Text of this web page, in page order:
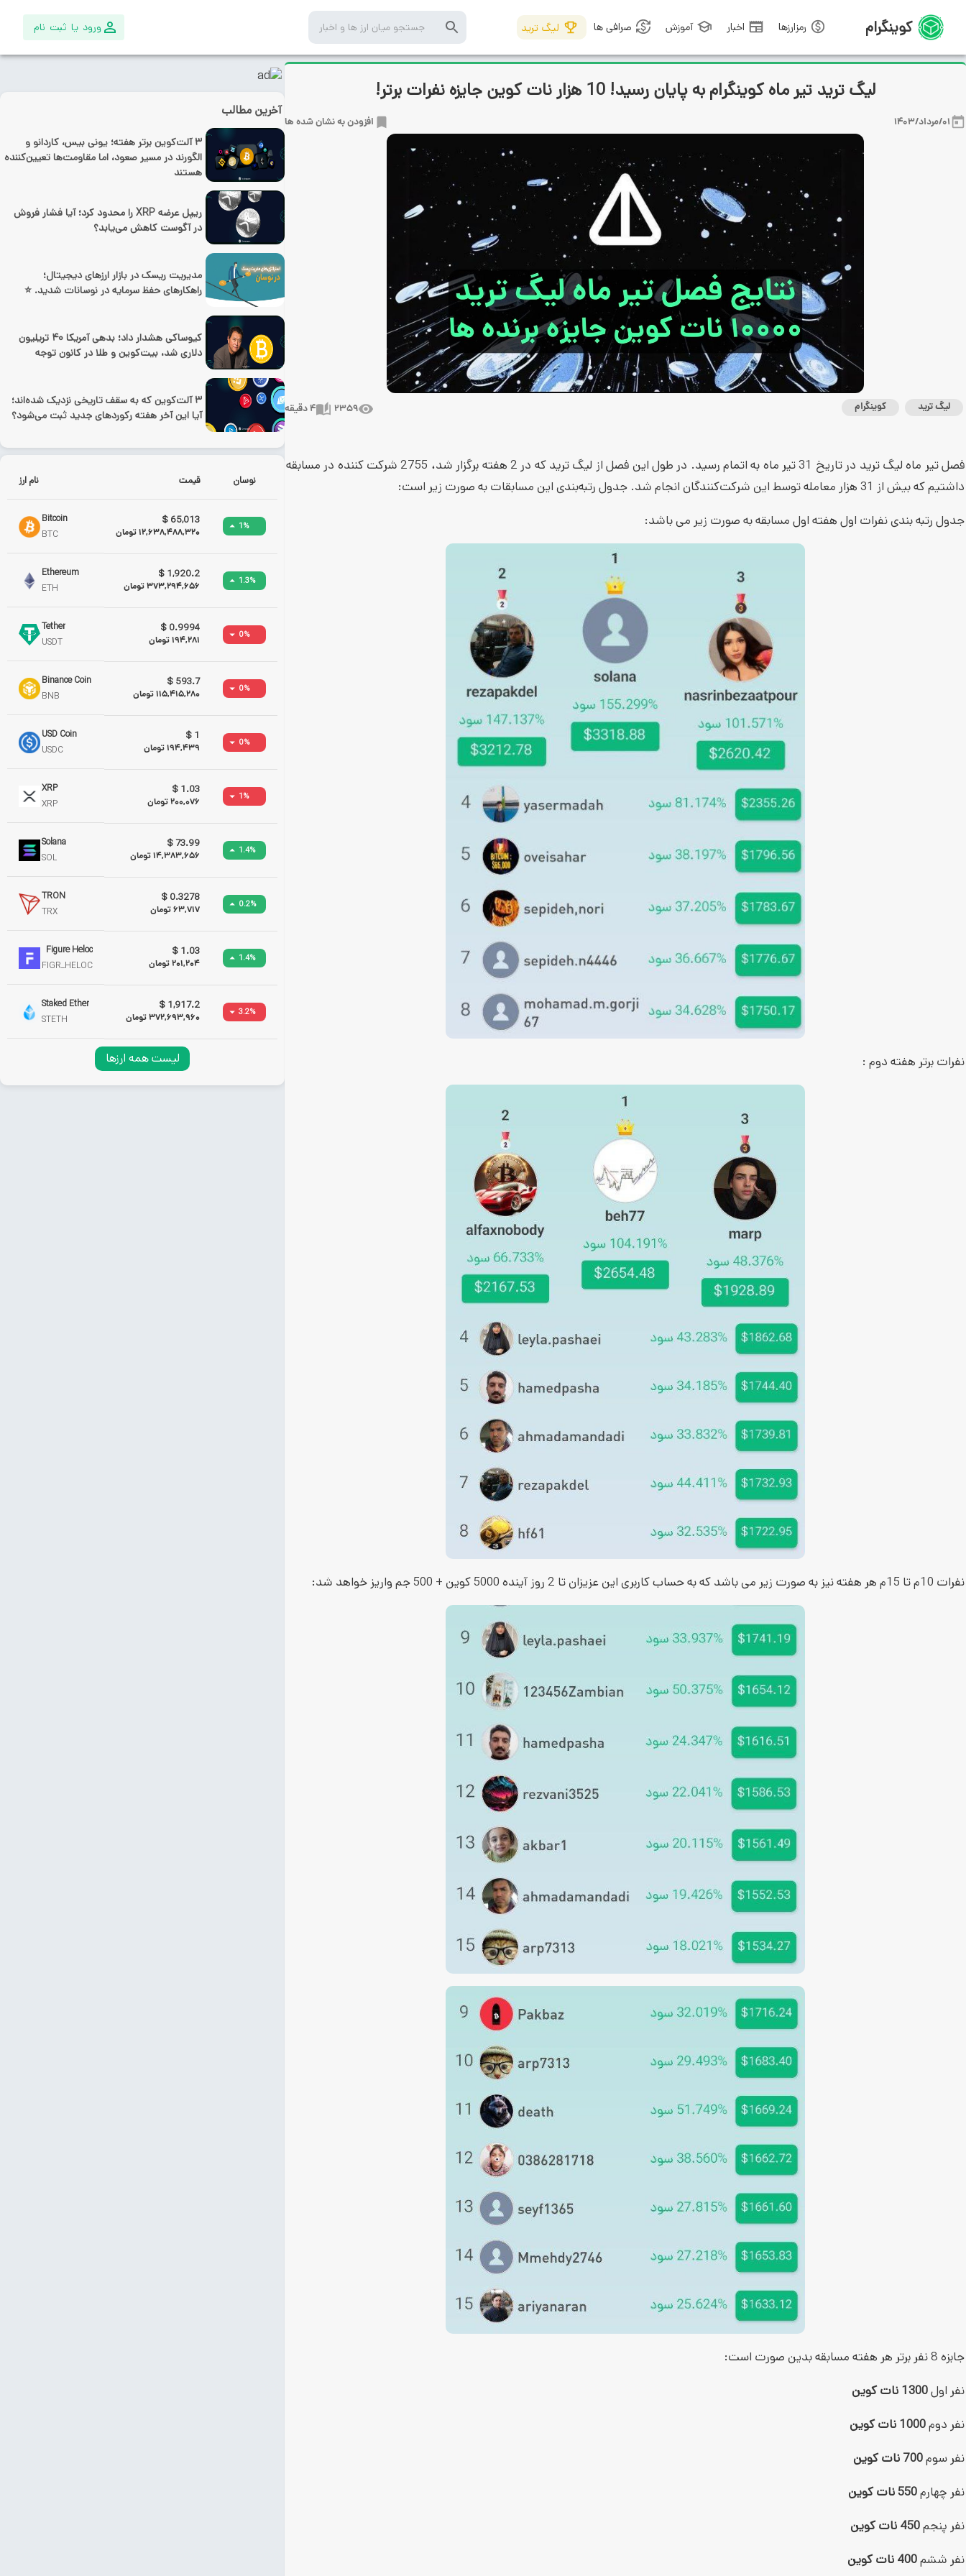
کوینگرام رمزارزها اخبار آموزش صرافی ها لیگ ترید ورود یا ثبت نام
آخرین مطالب
۳ آلت‌کوین برتر هفته؛ یونی بیس، کاردانو و
الگورند در مسیر صعود، اما مقاومت‌ها تعیین‌کننده
هستند
ریپل عرضه XRP را محدود کرد؛ آیا فشار فروش
در آگوست کاهش می‌یابد؟
مدیریت ریسک در بازار ارزهای دیجیتال؛
راهکارهای حفظ سرمایه در نوسانات شدید. ⭐
کیوساکی هشدار داد؛ بدهی آمریکا ۴۰ تریلیون
دلاری شد، بیت‌کوین و طلا در کانون توجه
۳ آلت‌کوین که به سقف تاریخی نزدیک شده‌اند؛
آیا این آخر هفته رکوردهای جدید ثبت می‌شود؟
نوسان قیمت نام ارز
1%
65,013
$
12,638,488,320تومان
Bitcoin
BTC
1.3%
1,920.2
$
373,294,656تومان
Ethereum
ETH
0%
0.9994
$
194,281تومان
Tether
USDT
0%
593.7
$
115,415,280تومان
Binance Coin
BNB
0%
1
$
194,439تومان
USD Coin
USDC
1%
1.03
$
200,076تومان
XRP
XRP
1.4%
73.99
$
14,383,656تومان
Solana
SOL
0.2%
0.3278
$
63,717تومان
TRON
TRX
1.4%
1.03
$
201,204تومان
Figure Heloc
FIGR_HELOC
3.2%
1,917.2
$
372,693,960تومان
Staked Ether
STETH
لیست همه ارزها
لیگ ترید تیر ماه کوینگرام به پایان رسید! 10 هزار نات کوین جایزه نفرات برتر!
01/مرداد/1403 افزودن به نشان شده ها
لیگ ترید کوینگرام 2359
4دقیقه
فصل تیر ماه لیگ ترید در تاریخ 31 تیر ماه به اتمام رسید. در طول این فصل از لیگ ترید که در 2 هفته برگزار شد، 2755 شرکت کننده در مسابقه
داشتیم که بیش از 31 هزار معامله توسط این شرکت‌کنندگان انجام شد. جدول رتبه‌بندی این مسابقات به صورت زیر است:
جدول رتبه بندی نفرات اول هفته اول مسابقه به صورت زیر می باشد:
نفرات برتر هفته دوم :
نفرات 10م تا 15م هر هفته نیز به صورت زیر می باشد که به حساب کاربری این عزیزان تا 2 روز آینده 5000 کوین + 500 جم واریز خواهد شد:
جابزه 8 نفر برتر هر هفته مسابقه بدین صورت است:
نفر اول1300 نات کوین
نفر دوم1000 نات کوین
نفر سوم700 نات کوین
نفر چهارم550 نات کوین
نفر پنجم450 نات کوین
نفر ششم400 نات کوین